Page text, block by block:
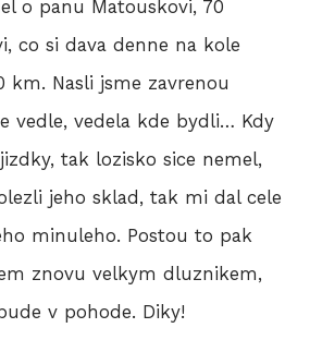
o panu Matouskovi, 70
co si dava denne na kole
km. Nasli jsme zavrenou
vedle, vedela kde bydli… Kdy
tak lozisko sice nemel,
jeho sklad, tak mi dal cele
minuleho. Postou to pak
znovu velkym dluznikem,
v pohode. Diky!